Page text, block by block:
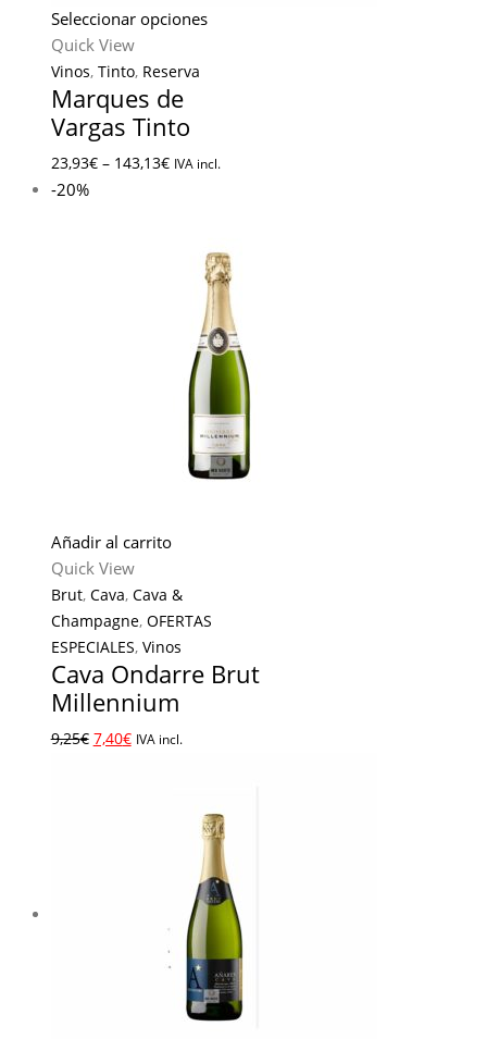
Seleccionar opciones
Quick View
Vinos, Tinto, Reserva
Marques de
Vargas Tinto
23,93€– 143,13€ IVA incl.
-20%
Añadir al carrito
Quick View
Brut, Cava, Cava &
Champagne, OFERTAS
ESPECIALES, Vinos
Cava Ondarre Brut
Millennium
9,25€ 7,40€ IVA incl.